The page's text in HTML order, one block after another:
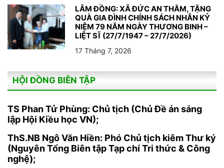
LÂM ĐỒNG: XÃ ĐỨC AN THĂM, TẶNG
QUÀ GIA ĐÌNH CHÍNH SÁCH NHÂN KỶ
NIỆM 79 NĂM NGÀY THƯƠNG BINH –
LIỆT SĨ (27/7/1947 – 27/7/2026)
17 Tháng 7, 2026
HỘI ĐỒNG BIÊN TẬP
TS Phan Tử Phùng: Chủ tịch (Chủ Đề án sáng
lập Hội Kiều học VN);
ThS.NB Ngô Văn Hiền: Phó Chủ tịch kiêm Thư ký
(Nguyên Tổng Biên tập Tạp chí Tri thức & Công
nghệ);